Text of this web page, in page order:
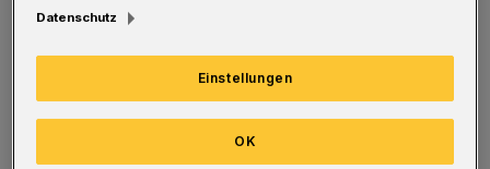
Wuppertal üblichen Mieten vor zwei Jahren
veröffentlicht. Um weiter als qualifizierter
Mietspiegel zu gelten, muss er nun an die
Marktentwicklung angepasst werden. Er gibt
eine Übersicht über die in Wuppertal üblichen
Datenschutz
Einstellungen
OK